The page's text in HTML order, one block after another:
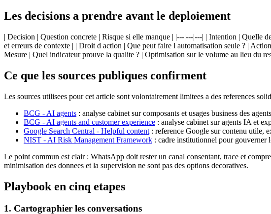
Les decisions a prendre avant le deploiement
| Decision | Question concrete | Risque si elle manque | |---|---|---| | Intention | Quelle
et erreurs de contexte | | Droit d action | Que peut faire l automatisation seule ? |
Mesure | Quel indicateur prouve la qualite ? | Optimisation sur le volume au lieu du
Ce que les sources publiques confirment
Les sources utilisees pour cet article sont volontairement limitees a des references
BCG - AI agents : analyse cabinet sur composants et usages business des
BCG - AI agents and customer experience : analyse cabinet sur agents IA et
Google Search Central - Helpful content : reference Google sur contenu utile,
NIST - AI Risk Management Framework : cadre institutionnel pour gouverner
Le point commun est clair : WhatsApp doit rester un canal consentant, trace et
minimisation des donnees et la supervision ne sont pas des options decoratives.
Playbook en cinq etapes
1. Cartographier les conversations